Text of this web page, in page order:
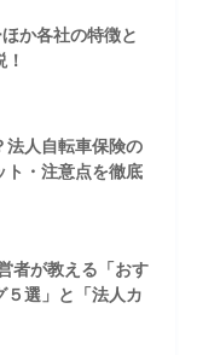
か各社の特徴と
法人自転車保険の
ト・注意点を徹底
者が教える「おす
５選」と「法人カ